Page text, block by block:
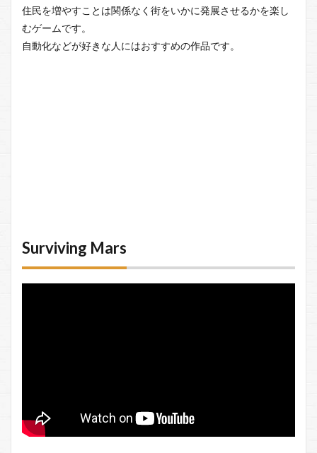
住民を増やすことは関係なく街をいかに発展させるかを楽し
むゲームです。
自動化などが好きな人にはおすすめの作品です。
Surviving Mars